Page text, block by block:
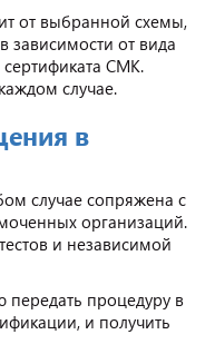
от выбранной схемы,
от вида
СМК.
случае.
в
случае сопряжена с
организаций.
и независимой
передать процедуру в
и получить